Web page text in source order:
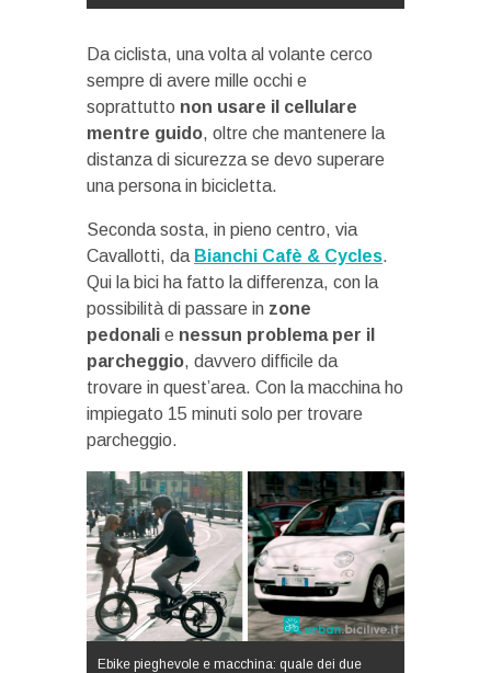
Da ciclista, una volta al volante cerco
sempre di avere mille occhi e
soprattutto non usare il cellulare
mentre guido, oltre che mantenere la
distanza di sicurezza se devo superare
una persona in bicicletta.
Seconda sosta, in pieno centro, via
Cavallotti, da Bianchi Cafè & Cycles.
Qui la bici ha fatto la differenza, con la
possibilità di passare in zone
pedonali e nessun problema per il
parcheggio, davvero difficile da
trovare in quest’area. Con la macchina ho
impiegato 15 minuti solo per trovare
parcheggio.
Ebike pieghevole e macchina: quale dei due